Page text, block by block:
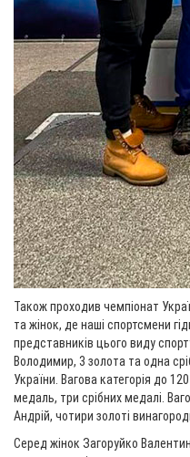
Також проходив чемпіонат
та жінок, де наші спортсмени
представників цього виду
Володимир, 3 золота та одна
України. Вагова категорія до
медаль, три срібних медалі.
Андрій, чотири золоті
Серед жінок Загоруйко